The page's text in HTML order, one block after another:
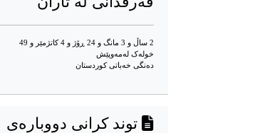
2 ساڵ و 3 مانگ و 24 ڕۆژ و 4 کاتژمێر و 49
خوله‌ک له‌مه‌وپێش‌
دەنگی خەباتی کوردستان
توند کرانی دووبارەی